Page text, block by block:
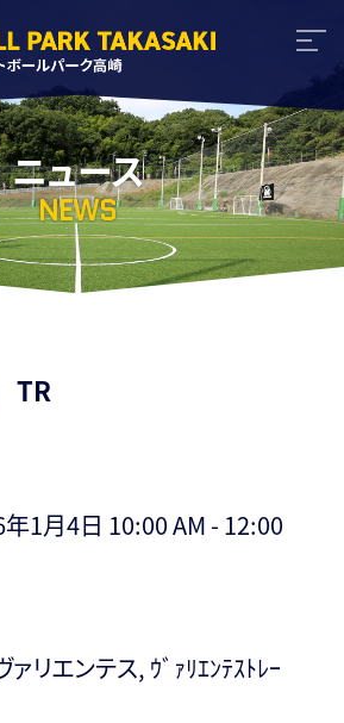
ニュース
NEWS
TR
1月4日 10:00 AM - 12:00
ァリエンテス, ｳﾞｧﾘｴﾝﾃｽﾄﾚｰ